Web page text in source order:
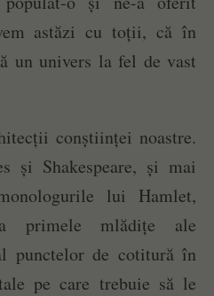
astăzi cu toții, că în
un univers la fel de vast
conștiinței noastre.
și Shakespeare, și mai
lui Hamlet,
primele mlădițe ale
punctelor de cotitură în
pe care trebuie să le